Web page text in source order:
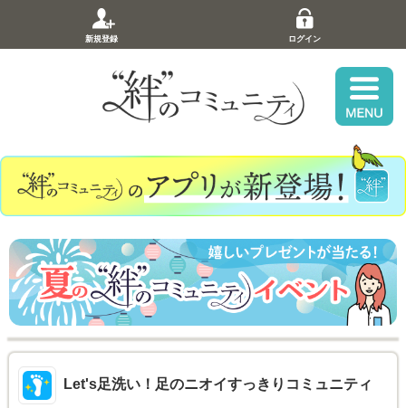
新規登録 ログイン
Let's足洗い！足のニオイすっきりコミュニティ